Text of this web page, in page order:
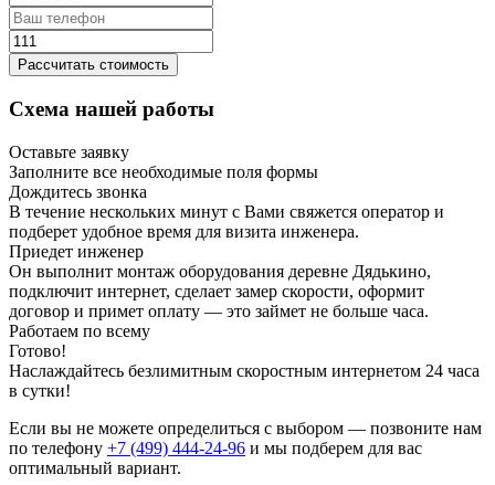
Рассчитать стоимость
Схема нашей работы
Оставьте заявку
Заполните все необходимые поля формы
Дождитесь звонка
В течение нескольких минут с Вами свяжется оператор и
подберет удобное время для визита инженера.
Приедет инженер
Он выполнит монтаж оборудования деревне Дядькино,
подключит интернет, сделает замер скорости, оформит
договор и примет оплату — это займет не больше часа.
Работаем по всему
Готово!
Наслаждайтесь безлимитным скоростным интернетом 24 часа
в сутки!
Если вы не можете определиться с выбором — позвоните нам
по телефону +7 (499) 444-24-96 и мы подберем для вас
оптимальный вариант.